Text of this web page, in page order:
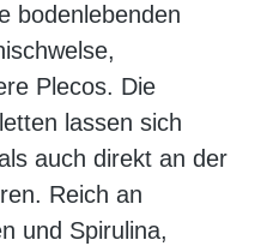
bodenlebenden
Plecos. Die
lassen sich
auch direkt an der
Reich an
und Spirulina,